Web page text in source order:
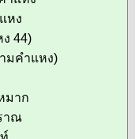
หง
44)
มคำแหง)
มาก
าณ